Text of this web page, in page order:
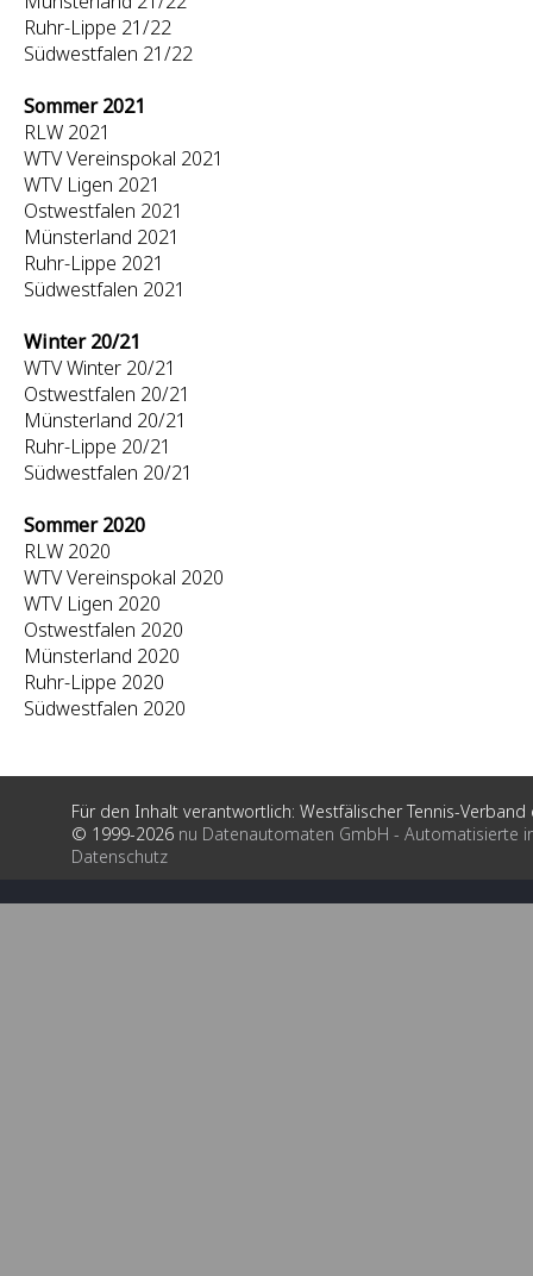
Ruhr-Lippe 21/22
Südwestfalen 21/22
Sommer 2021
RLW 2021
WTV Vereinspokal 2021
WTV Ligen 2021
Ostwestfalen 2021
Münsterland 2021
Ruhr-Lippe 2021
Südwestfalen 2021
Winter 20/21
WTV Winter 20/21
Ostwestfalen 20/21
Münsterland 20/21
Ruhr-Lippe 20/21
Südwestfalen 20/21
Sommer 2020
RLW 2020
WTV Vereinspokal 2020
WTV Ligen 2020
Ostwestfalen 2020
Münsterland 2020
Ruhr-Lippe 2020
Südwestfalen 2020
Für den Inhalt verantwortlich: Westfälischer Tennis-Verband
© 1999-2026 nu Datenautomaten GmbH - Automatisierte
Datenschutz